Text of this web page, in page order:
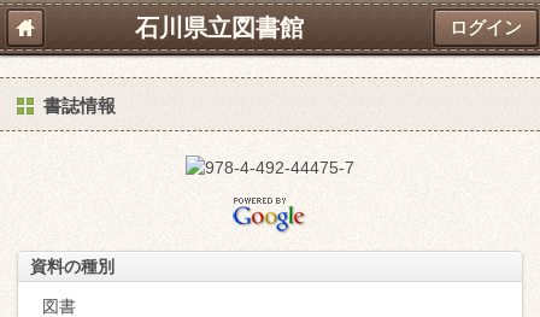
石川県立図書館 ログイン
書誌情報
資料の種別
図書